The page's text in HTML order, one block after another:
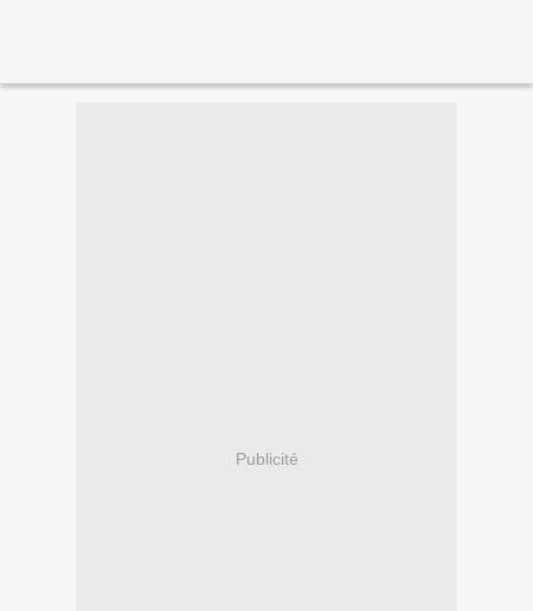
Publicité